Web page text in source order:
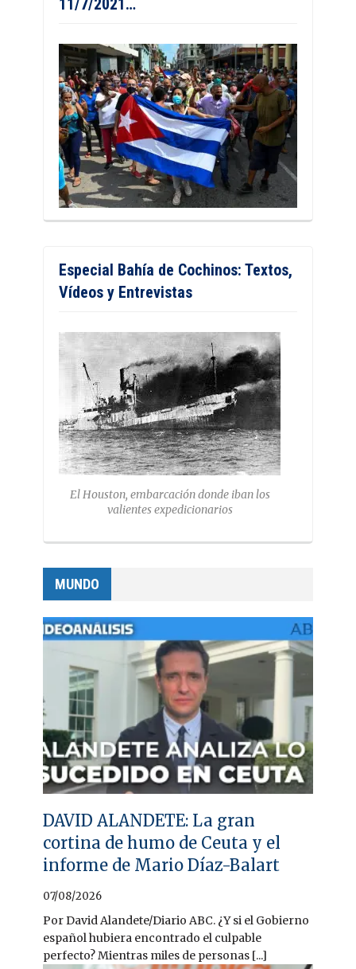
11/7/2021…
Especial Bahía de Cochinos: Textos,
Vídeos y Entrevistas
El Houston, embarcación donde iban los
valientes expedicionarios
MUNDO
DAVID ALANDETE: La gran
cortina de humo de Ceuta y el
informe de Mario Díaz-Balart
07/08/2026
Por David Alandete/Diario ABC. ¿Y si el Gobierno
español hubiera encontrado el culpable
perfecto? Mientras miles de personas [...]